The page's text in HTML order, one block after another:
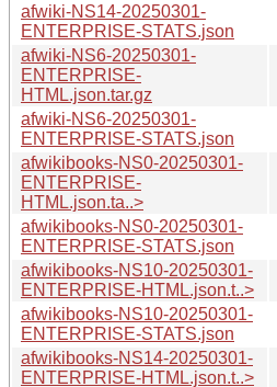
afwiki-NS14-20250301-
ENTERPRISE-STATS.json
afwiki-NS6-20250301-
ENTERPRISE-
HTML.json.tar.gz
afwiki-NS6-20250301-
ENTERPRISE-STATS.json
afwikibooks-NS0-20250301-
ENTERPRISE-
HTML.json.ta..>
afwikibooks-NS0-20250301-
ENTERPRISE-STATS.json
afwikibooks-NS10-20250301-
ENTERPRISE-HTML.json.t..>
afwikibooks-NS10-20250301-
ENTERPRISE-STATS.json
afwikibooks-NS14-20250301-
ENTERPRISE-HTML.json.t..>